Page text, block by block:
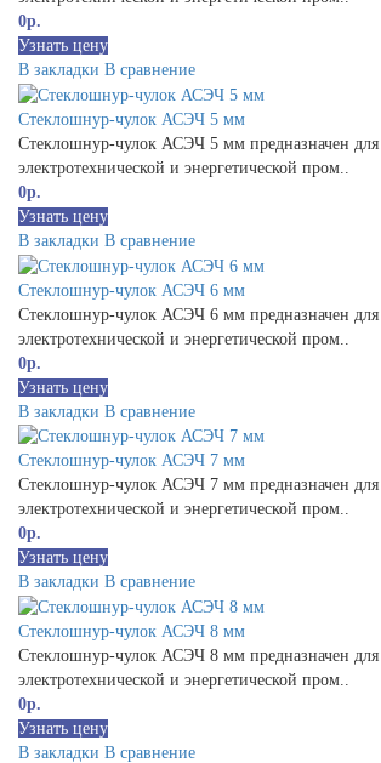
0р.
Узнать цену
В закладки В сравнение
Стеклошнур-чулок АСЭЧ 5 мм
Стеклошнур-чулок АСЭЧ 5 мм предназначен для
электротехнической и энергетической пром..
0р.
Узнать цену
В закладки В сравнение
Стеклошнур-чулок АСЭЧ 6 мм
Стеклошнур-чулок АСЭЧ 6 мм предназначен для
электротехнической и энергетической пром..
0р.
Узнать цену
В закладки В сравнение
Стеклошнур-чулок АСЭЧ 7 мм
Стеклошнур-чулок АСЭЧ 7 мм предназначен для
электротехнической и энергетической пром..
0р.
Узнать цену
В закладки В сравнение
Стеклошнур-чулок АСЭЧ 8 мм
Стеклошнур-чулок АСЭЧ 8 мм предназначен для
электротехнической и энергетической пром..
0р.
Узнать цену
В закладки В сравнение